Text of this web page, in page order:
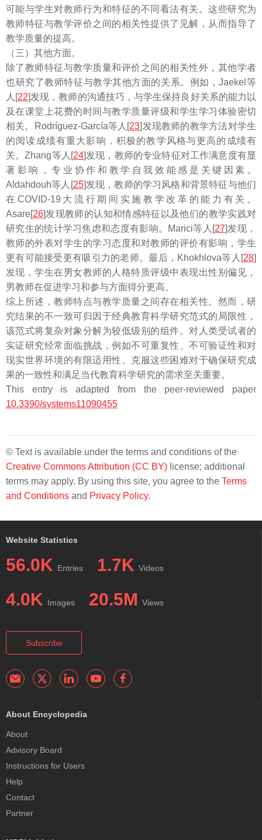
可能与学生对教师行为和特征的不同看法有关。这些研究为
教师特征与教学评价之间的相关性提供了见解，从而指导了
教学质量的提高。
（三）其他方面。
除了教师特征与教学质量和评价之间的相关性外，其他学者
也研究了教师特征与教学其他方面的关系。例如，Jaekel等
人[22]发现，教师的沟通技巧，与学生保持良好关系的能力以
及在课堂上花费的时间与教学质量评级和学生学习体验密切
相关。Rodríguez-García等人[23]发现教师的教学方法对学生
的阅读成绩有重大影响，积极的教学风格与更高的成绩有
关。Zhang等人[24]发现，教师的专业特征对工作满意度有显
著影响，专业协作和教学自我效能感是关键因素。
Aldahdouh等人[25]发现，教师的学习风格和背景特征与他们
在COVID-19大流行期间实施教学改革的能力有关。
Asare[26]发现教师的认知和情感特征以及他们的教学实践对
研究生的统计学习焦虑和态度有影响。Marici等人[27]发现，
教师的外表对学生的学习态度和对教师的评价有影响，学生
更有可能接受更有吸引力的老师。最后，Khokhlova等人[28]
发现，学生在男女教师的人格特质评级中表现出性别偏见，
男教师在促进学习和参与方面得分更高。
综上所述，教师特点与教学质量之间存在相关性。然而，研
究结果的不一致可归因于经典教育科学研究范式的局限性，
该范式将复杂对象分解为较低级别的组件。对人类受试者的
实证研究经常面临挑战，例如不可重复性、不可验证性和对
现实世界环境的有限适用性。克服这些困难对于确保研究成
果的一致性和满足当代教育科学研究的需求至关重要。
This entry is adapted from the peer-reviewed paper
10.3390/systems11090455
© Text is available under the terms and conditions of the
Creative Commons Attribution (CC BY) license; additional
terms may apply. By using this site, you agree to the Terms
and Conditions and Privacy Policy.
Website Statistics
56.0K Entries 1.7K Videos
4.0K Images 20.5M Views
Subscribe
About Encyclopedia
About
Advisory Board
Instructions for Users
Help
Contact
Partner